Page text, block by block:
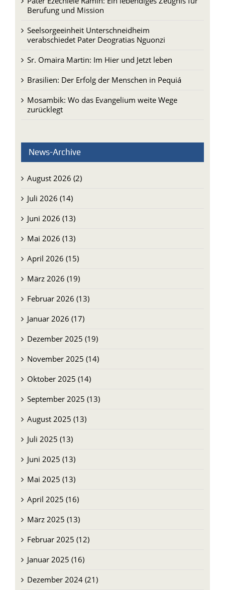
Berufung und Mission
verabschiedet Pater Deogratias Nguonzi
Sr. Omaira Martin: Im Hier und Jetzt leben
Brasilien: Der Erfolg der Menschen in Pequiá
News-Archive
August 2026 (2)
Juli 2026 (14)
Juni 2026 (13)
Mai 2026 (13)
April 2026 (15)
März 2026 (19)
Februar 2026 (13)
Januar 2026 (17)
Dezember 2025 (19)
November 2025 (14)
Oktober 2025 (14)
September 2025 (13)
August 2025 (13)
Juli 2025 (13)
Juni 2025 (13)
Mai 2025 (13)
April 2025 (16)
März 2025 (13)
Februar 2025 (12)
Januar 2025 (16)